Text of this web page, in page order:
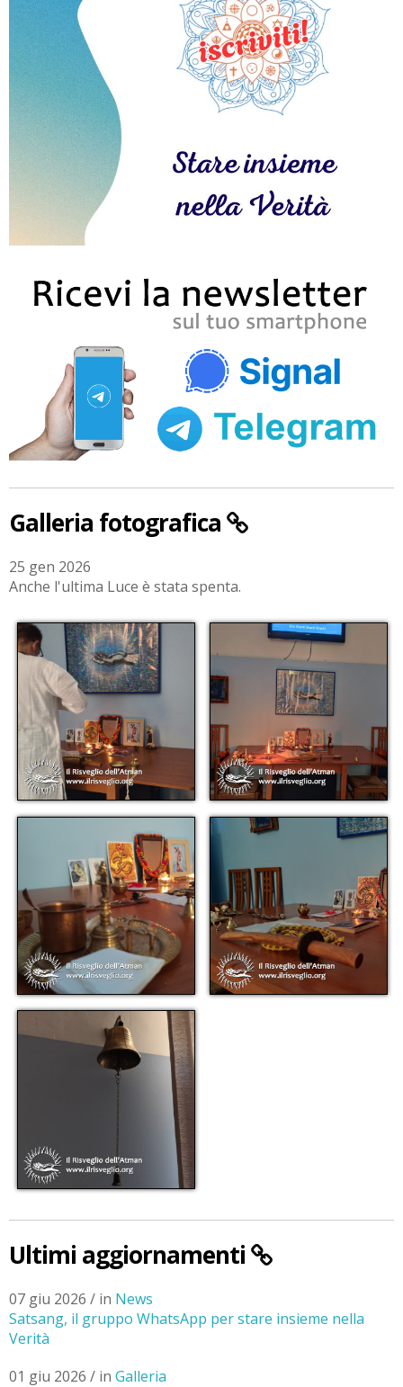
Galleria fotografica
25 gen 2026
Anche l'ultima Luce è stata spenta.
Ultimi aggiornamenti
07 giu 2026 / in News
Satsang, il gruppo WhatsApp per stare insieme nella
Verità
01 giu 2026 / in Galleria